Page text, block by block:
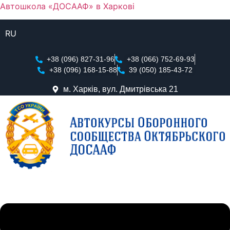
Автошкола «ДОСААФ» в Харкові
RU
+38 (096) 827-31-96
+38 (066) 752-69-93
+38 (096) 168-15-88
39 (050) 185-43-72
м. Харків, вул. Дмитрівська 21